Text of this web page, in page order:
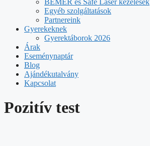
BEMER és Safe Laser kezelések
Egyéb szolgáltatások
Partnereink
Gyerekeknek
Gyerektáborok 2026
Árak
Eseménynaptár
Blog
Ajándékutalvány
Kapcsolat
Pozitív test